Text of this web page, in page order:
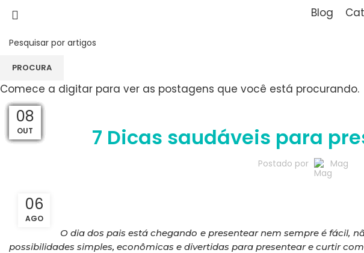
Blog
7 Dicas saudáveis para
Postado por Mag
06
AGO
O dia dos pais está chegando e presentear nem sempre é fácil,
possibilidades simples, econômicas e divertidas para presentear e curtir
16
ABR
07
ABR
24
MAR
10
MAR
09
FEV
20
JAN
05
JAN
09
DEZ
01
DEZ
24
NOV
22
OUT
08
OUT
PROCURA
Comece a digitar para ver as postagens que você está procurando.